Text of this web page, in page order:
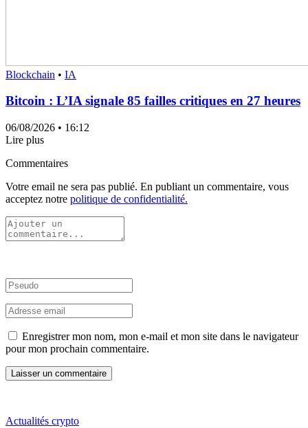
Blockchain • IA
Bitcoin : L’IA signale 85 failles critiques en 27 heures
06/08/2026 • 16:12
Lire plus
Commentaires
Votre email ne sera pas publié. En publiant un commentaire, vous
acceptez notre politique de confidentialité.
Enregistrer mon nom, mon e-mail et mon site dans le navigateur
pour mon prochain commentaire.
Actualités crypto